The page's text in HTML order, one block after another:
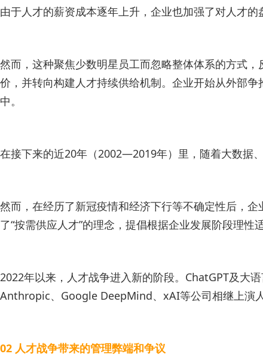
由于人才的薪资成本逐年上升，企业也加强了对人才
然而，这种聚焦少数明星员工而忽略整体体系的方式
价，并转向构建人才持续供给机制。企业开始从外部
中。
在接下来的近20年（2002—2019年）里，随着大数据
然而，在经历了新冠疫情和经济下行等不确定性后，
了“按需供应人才”的理念，提倡根据企业发展阶段理
2022年以来，人才战争进入新的阶段。ChatGPT及大
Anthropic、Google DeepMind、xAI等公司相继上演
02 人才战争带来的管理弊端和争议